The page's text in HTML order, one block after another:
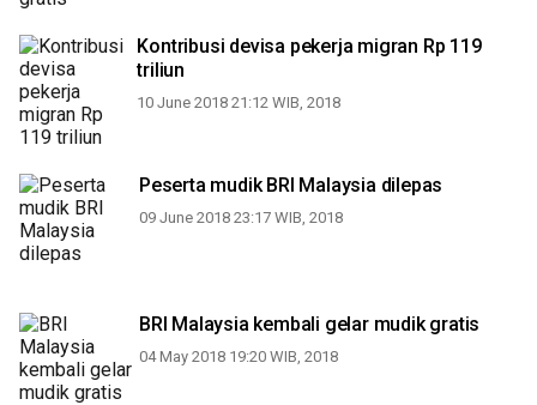
Kontribusi devisa pekerja migran Rp 119
triliun
10 June 2018 21:12 WIB, 2018
Peserta mudik BRI Malaysia dilepas
09 June 2018 23:17 WIB, 2018
BRI Malaysia kembali gelar mudik gratis
04 May 2018 19:20 WIB, 2018